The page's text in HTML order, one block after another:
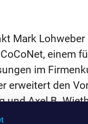
Mark Lohweber
einem
im
erweitert den
und Axel B.